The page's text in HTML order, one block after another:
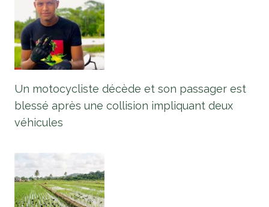
Un motocycliste décède et son passager est
blessé après une collision impliquant deux
véhicules